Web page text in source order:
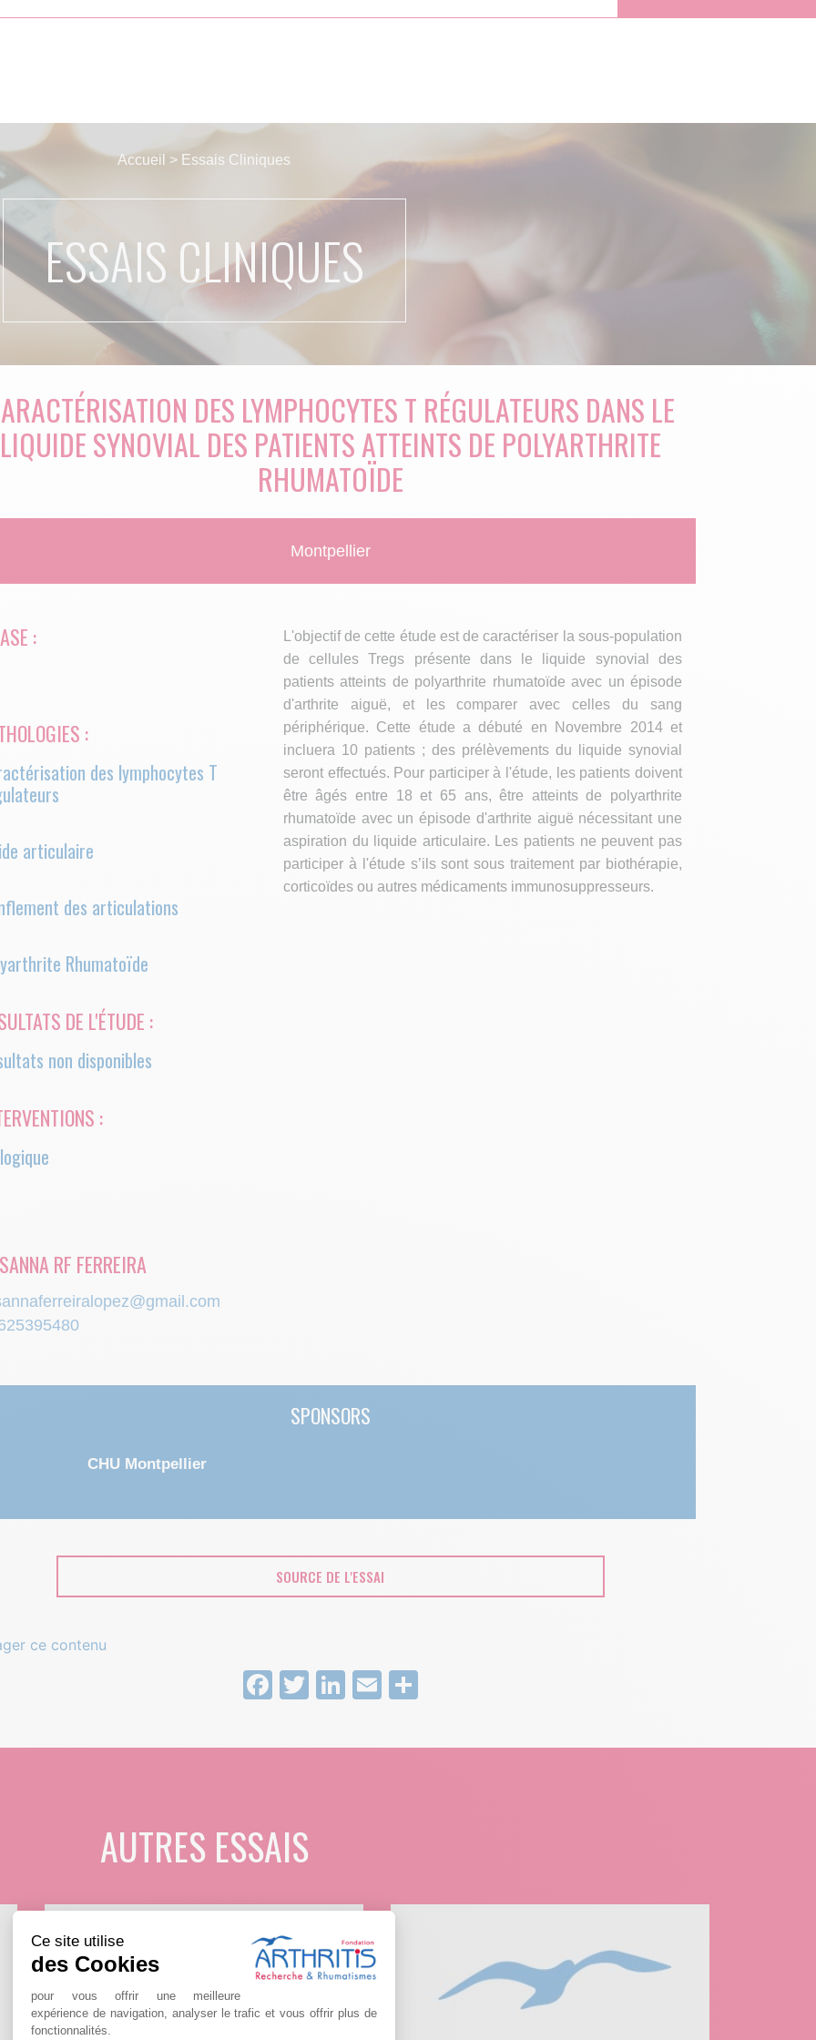
Ce site utilise
des Cookies
pour vous offrir une meilleure
expérience de navigation, analyser le trafic et vous offrir plus de
fonctionnalités.
Accueil > Essais Cliniques
ESSAIS CLINIQUES
DES LYMPHOCYTES T RÉGULATEURS DANS LE
LIQUIDE SYNOVIAL DES PATIENTS ATTEINTS DE POLYARTHRITE
RHUMATOÏDE
Montpellier
:
:
des lymphocytes T
articulaire
des articulations
Rhumatoïde
DE L'ÉTUDE :
non disponibles
:
L'objectif de cette étude est de caractériser la sous-population
de cellules Tregs présente dans le liquide synovial des
patients atteints de polyarthrite rhumatoïde avec un épisode
d'arthrite aiguë, et les comparer avec celles du sang
périphérique. Cette étude a débuté en Novembre 2014 et
incluera 10 patients ; des prélèvements du liquide synovial
seront effectués. Pour participer à l'étude, les patients doivent
être âgés entre 18 et 65 ans, être atteints de polyarthrite
rhumatoïde avec un épisode d'arthrite aiguë nécessitant une
aspiration du liquide articulaire. Les patients ne peuvent pas
participer à l'étude s’ils sont sous traitement par biothérapie,
corticoïdes ou autres médicaments immunosuppresseurs.
RF FERREIRA
SPONSORS
CHU Montpellier
SOURCE DE L'ESSAI
ce contenu
Facebook
Twitter
LinkedIn
EmailPartager
AUTRES ESSAIS